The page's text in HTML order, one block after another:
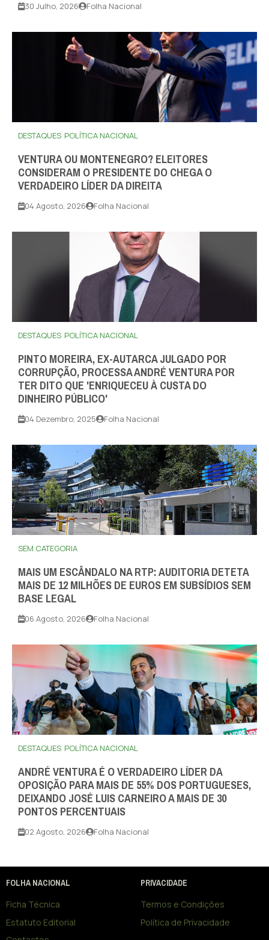
30 Julho, 2026 Folha Nacional
DESTAQUES POLÍTICA NACIONAL
VENTURA OU MONTENEGRO? ELEITORES
CONSIDERAM O PRESIDENTE DO CHEGA O
VERDADEIRO LÍDER DA DIREITA
04 Agosto, 2026 Folha Nacional
DESTAQUES POLÍTICA NACIONAL
PINTO MOREIRA, EX-AUTARCA JULGADO POR
CORRUPÇÃO, PROCESSA ANDRÉ VENTURA POR
TER DITO QUE 'ENRIQUECEU À CUSTA DO
DINHEIRO PÚBLICO'
04 Dezembro, 2025 Folha Nacional
SEM CATEGORIA
MAIS UM ESCÂNDALO NA RTP: AUDITORIA DETETA
MAIS DE 12 MILHÕES DE EUROS EM SUBSÍDIOS SEM
BASE LEGAL
06 Agosto, 2026 Folha Nacional
DESTAQUES POLÍTICA NACIONAL
ANDRÉ VENTURA É O VERDADEIRO LÍDER DA
OPOSIÇÃO PARA MAIS DE 55% DOS PORTUGUESES,
DEIXANDO JOSÉ LUIS CARNEIRO A MAIS DE 30
PONTOS PERCENTUAIS
02 Agosto, 2026 Folha Nacional
FOLHA NACIONAL
Ficha Técnica
Estatuto Editorial
PRIVACIDADE
Termos e Condições
Política de Privacidade